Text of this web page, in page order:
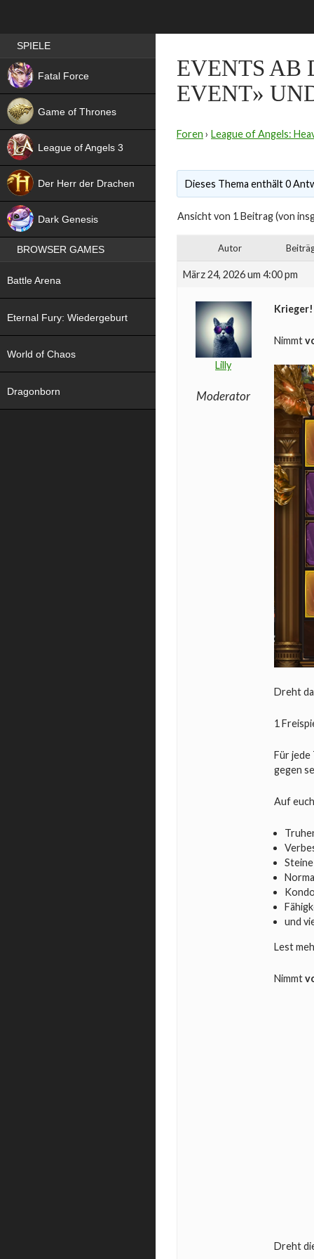
EVENTS AB
EVENT»
Foren › League of Angels:
Dieses Thema enthält 0
Ansicht von 1 Beitrag (von
Autor
März 24, 2026 um 4:00 pm
Lilly
Moderator
Krieger!
Nimmt
Dreht
1
Für jede
gegen
Auf
und
Lest
Nimmt
Dreht
Best RPG games in Germany
SPIELE
Fatal Force
Game of Thrones
League of Angels 3
Der Herr der Drachen
Dark Genesis
BROWSER GAMES
Battle Arena
Eternal Fury: Wiedergeburt
World of Chaos
Dragonborn